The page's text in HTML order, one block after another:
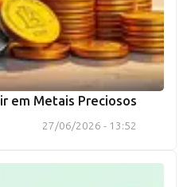
em Metais Preciosos
27/06/2026 - 13:52